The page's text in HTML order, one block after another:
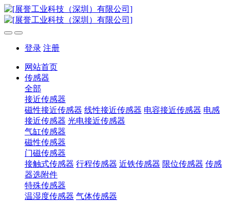
登录 注册
网站首页
传感器
全部
接近传感器
磁性接近传感器 线性接近传感器 电容接近传感器 电感
接近传感器 光电接近传感器
气缸传感器
磁性传感器
门磁传感器
接触式传感器 行程传感器 近铁传感器 限位传感器 传感
器选附件
特殊传感器
温湿度传感器 气体传感器